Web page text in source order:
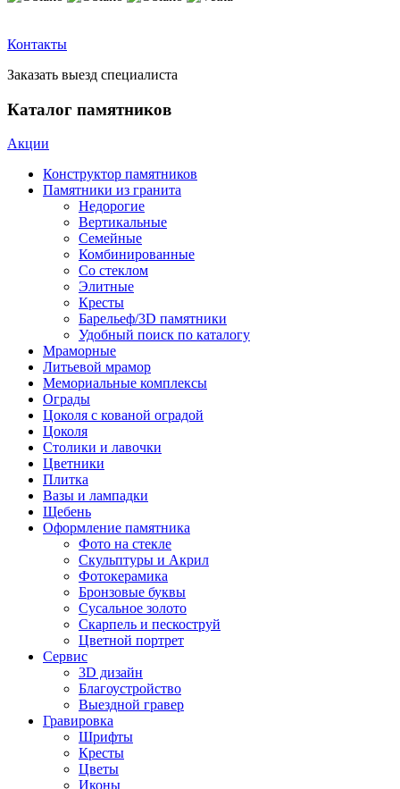
Контакты
Заказать выезд специалиста
Каталог памятников
Акции
Конструктор памятников
Памятники из гранита
Недорогие
Вертикальные
Семейные
Комбинированные
Со стеклом
Элитные
Кресты
Барельеф/3D памятники
Удобный поиск по каталогу
Мраморные
Литьевой мрамор
Мемориальные комплексы
Ограды
Цоколя с кованой оградой
Цоколя
Столики и лавочки
Цветники
Плитка
Вазы и лампадки
Щебень
Оформление памятника
Фото на стекле
Скульптуры и Акрил
Фотокерамика
Бронзовые буквы
Сусальное золото
Скарпель и пескоструй
Цветной портрет
Сервис
3D дизайн
Благоустройство
Выездной гравер
Гравировка
Шрифты
Кресты
Цветы
Иконы